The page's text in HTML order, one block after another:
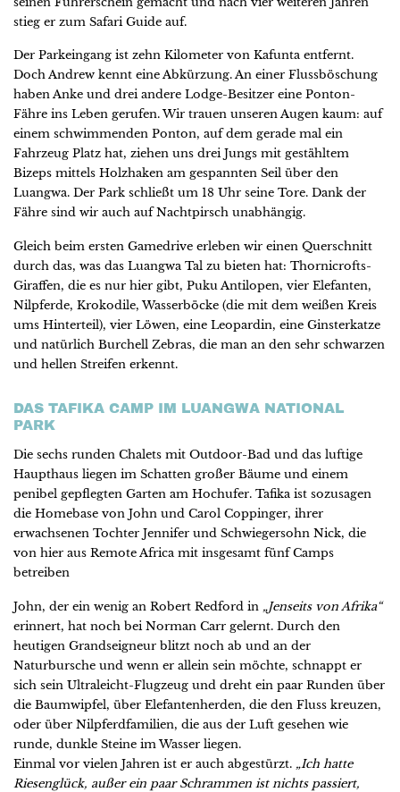
stieg er zum Safari Guide auf.
Der Parkeingang ist zehn Kilometer von Kafunta entfernt.
Doch Andrew kennt eine Abkürzung. An einer Flussböschung
haben Anke und drei andere Lodge-Besitzer eine Ponton-
Fähre ins Leben gerufen. Wir trauen unseren Augen kaum: auf
einem schwimmenden Ponton, auf dem gerade mal ein
Fahrzeug Platz hat, ziehen uns drei Jungs mit gestähltem
Bizeps mittels Holzhaken am gespannten Seil über den
Luangwa. Der Park schließt um 18 Uhr seine Tore. Dank der
Fähre sind wir auch auf Nachtpirsch unabhängig.
Gleich beim ersten Gamedrive erleben wir einen Querschnitt
durch das, was das Luangwa Tal zu bieten hat: Thornicrofts-
Giraffen, die es nur hier gibt, Puku Antilopen, vier Elefanten,
Nilpferde, Krokodile, Wasserböcke (die mit dem weißen Kreis
ums Hinterteil), vier Löwen, eine Leopardin, eine Ginsterkatze
und natürlich Burchell Zebras, die man an den sehr schwarzen
und hellen Streifen erkennt.
DAS TAFIKA CAMP IM LUANGWA NATIONAL
PARK
Die sechs runden Chalets mit Outdoor-Bad und das luftige
Haupthaus liegen im Schatten großer Bäume und einem
penibel gepflegten Garten am Hochufer. Tafika ist sozusagen
die Homebase von John und Carol Coppinger, ihrer
erwachsenen Tochter Jennifer und Schwiegersohn Nick, die
von hier aus Remote Africa mit insgesamt fünf Camps
betreiben
John, der ein wenig an Robert Redford in „Jenseits von Afrika“
erinnert, hat noch bei Norman Carr gelernt. Durch den
heutigen Grandseigneur blitzt noch ab und an der
Naturbursche und wenn er allein sein möchte, schnappt er
sich sein Ultraleicht-Flugzeug und dreht ein paar Runden über
die Baumwipfel, über Elefantenherden, die den Fluss kreuzen,
oder über Nilpferdfamilien, die aus der Luft gesehen wie
runde, dunkle Steine im Wasser liegen.
Einmal vor vielen Jahren ist er auch abgestürzt. „Ich hatte
Riesenglück, außer ein paar Schrammen ist nichts passiert,